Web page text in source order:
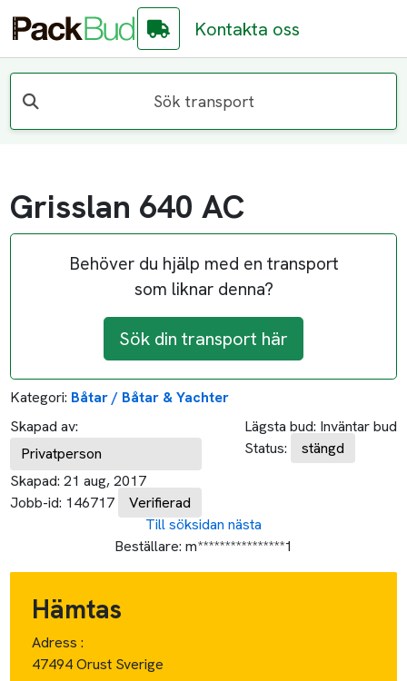
Kontakta oss
Sök transport
Grisslan 640 AC
Behöver du hjälp med en transport
som liknar denna?
Sök din transport här
Kategori: Båtar / Båtar & Yachter
Skapad av:
Privatperson
Skapad: 21 aug, 2017
Jobb-id: 146717 Verifierad
Lägsta bud: Inväntar bud
Status:
stängd
Till söksidan nästa
Beställare: m****************1
Hämtas
Adress :
47494 Orust Sverige